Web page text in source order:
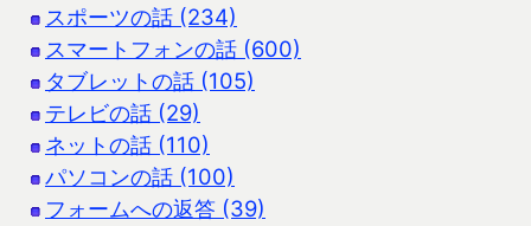
スポーツの話 (234)
スマートフォンの話 (600)
タブレットの話 (105)
テレビの話 (29)
ネットの話 (110)
パソコンの話 (100)
フォームへの返答 (39)